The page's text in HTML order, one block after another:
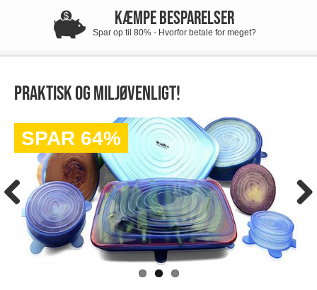
KÆMPE BESPARELSER
Spar op til 80% - Hvorfor betale for meget?
Praktisk OG miljøvenligt!
SPAR 64%